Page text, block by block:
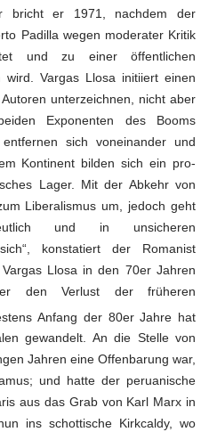
bricht er 1971, nachdem der
Padilla wegen moderater Kritik
und zu einer öffentlichen
wird. Vargas Llosa initiiert einen
unterzeichnen, nicht aber
Exponenten des Booms
sich voneinander und
Kontinent bilden sich ein pro-
Lager. Mit der Abkehr von
Liberalismus um, jedoch geht
und in unsicheren
konstatiert der Romanist
Llosa in den 70er Jahren
den Verlust der früheren
Anfang der 80er Jahre hat
gewandelt. An die Stelle von
Jahren eine Offenbarung war,
und hatte der peruanische
aus das Grab von Karl Marx in
ins schottische Kirkcaldy, wo